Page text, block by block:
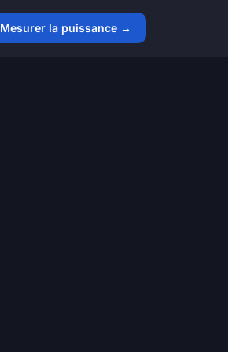
Mesurer la puissance →